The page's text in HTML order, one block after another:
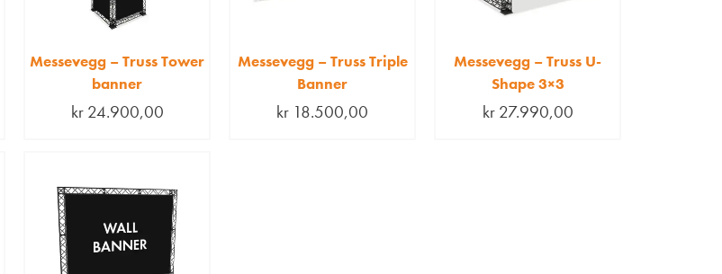
Messevegg – Truss Tower
banner
kr24.900,00
Messevegg – Truss Triple
Banner
kr 18.500,00
Messevegg – Truss U-
Shape 3×3
kr27.990,00